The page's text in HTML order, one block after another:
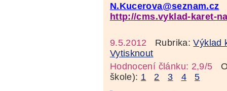
N.Kucerova@seznam.cz
http://cms.vyklad-karet-
9.5.2012 Rubrika:Výklad
Vytisknout
Hodnocení článku: 2,9/5
škole): 1 2 3 4 5